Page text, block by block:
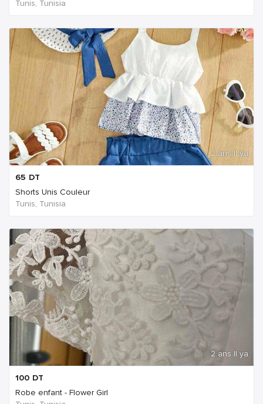
Tunis, Tunisia
2 ans Il ya
65 DT
Shorts Unis Couleur
Tunis, Tunisia
2 ans Il ya
100 DT
Robe enfant - Flower Girl